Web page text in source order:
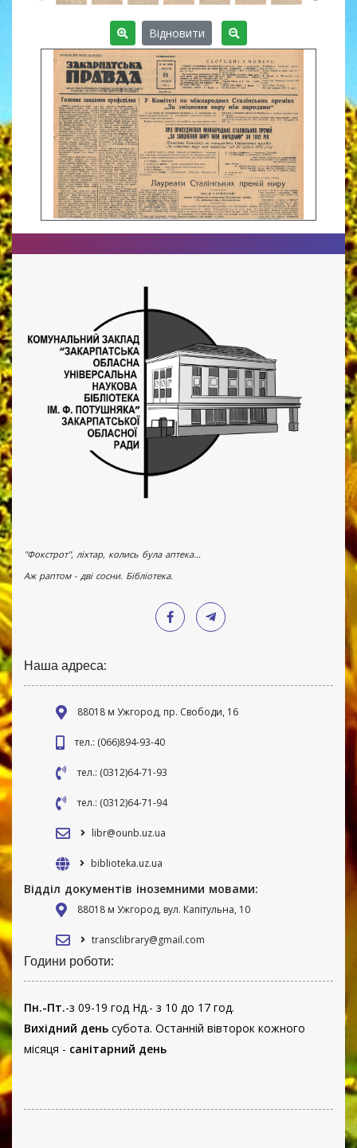
Відновити
"Фокстрот", ліхтар, колись була аптека...
Аж раптом - дві сосни. Бібліотека.
Наша адреса:
88018 м Ужгород, пр. Свободи, 16
тел.: (066)894-93-40
тел.: (0312)64-71-93
тел.: (0312)64-71-94
libr@ounb.uz.ua
biblioteka.uz.ua
Відділ документів іноземними мовами:
88018 м Ужгород, вул. Капітульна, 10
transclibrary@gmail.com
Години роботи:
Пн.-Пт.-з 09-19 год Нд.- з 10 до 17 год.
Вихідний день субота. Останній вівторок кожного
місяця - санітарний день